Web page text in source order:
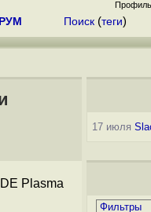
Поиск (теги)
Plasma
17 июля